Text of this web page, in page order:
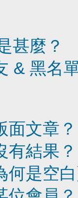
甚麼？
& 黑名
面文章？
有結果？
何是空